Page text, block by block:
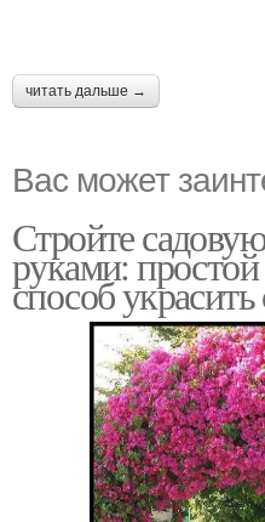
читать дальше →
Вас может
Стройте
руками:
способ украсить